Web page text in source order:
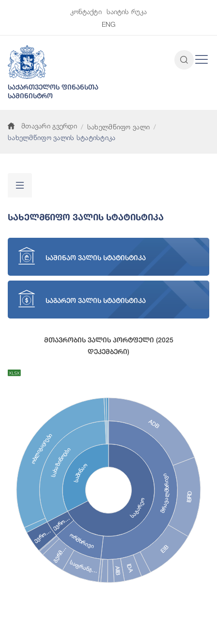
კონტაქტი
საიტის რუკა
ENG
საქართველოს ფინანსთა
სამინისტრო
მთავარი გვერდი
სახელმწიფო ვალი
სახელმწიფო ვალის სტატისტიკა
Სახელმწიფო Ვალის Სტატისტიკა
საშინაო ვალის სტატისტიკა
საგარეო ვალის სტატისტიკა
Მთავრობის Ვალის Პორტფელი (2025
Დეკემბერი)
Chart with 27 data points.
View as data table, Chart
საგარეო მრავალმხრივი
ორმხრივი
ევრო…
ADB
IBRD
EIB
IDA
AIIB
საფრანგ…
გერმ…
ევრო…
საშინაო
სახაზინოები
ობლიგაციები